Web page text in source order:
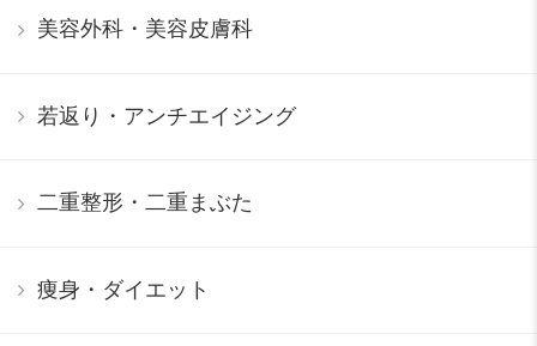
美容外科・美容皮膚科
若返り・アンチエイジング
二重整形・二重まぶた
痩身・ダイエット